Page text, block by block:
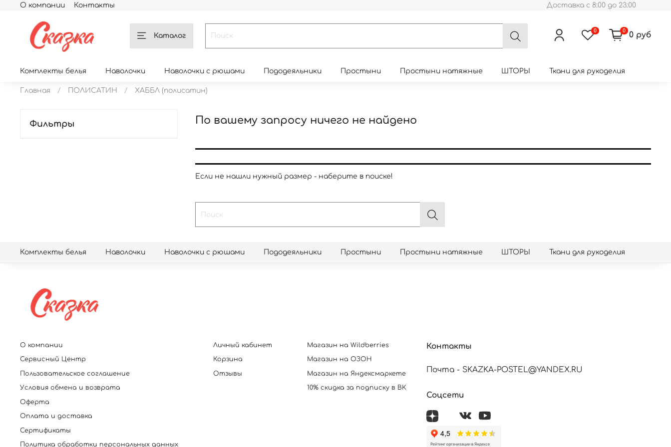
О компании Контакты Доставка с 8:00 до 23:00
Каталог
0 0 0 руб
Комплекты белья Наволочки Наволочки с рюшами Пододеяльники Простыни Простыни натяжные ШТОРЫ Ткани для рукоделия
Главная ПОЛИСАТИН ХАББЛ (полисатин)
По вашему запросу ничего не найдено
Если не нашли нужный размер - наберите в поиске!
Фильтры
Комплекты белья Наволочки Наволочки с рюшами Пододеяльники Простыни Простыни натяжные ШТОРЫ Ткани для рукоделия
О компании
Сервисный Центр
Пользовательское соглашение
Условия обмена и возврата
Оферта
Оплата и доставка
Сертификаты
Политика обработки персональных данных
Личный кабинет
Корзина
Отзывы
Магазин на Wildberries
Магазин на ОЗОН
Магазин на Яндексмаркете
10% скидка за подписку в ВК
Контакты
Почта - SKAZKA-POSTEL@YANDEX.RU
Соцсети